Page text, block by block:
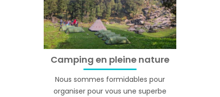
Camping en pleine nature
Nous sommes formidables pour
organiser pour vous une superbe